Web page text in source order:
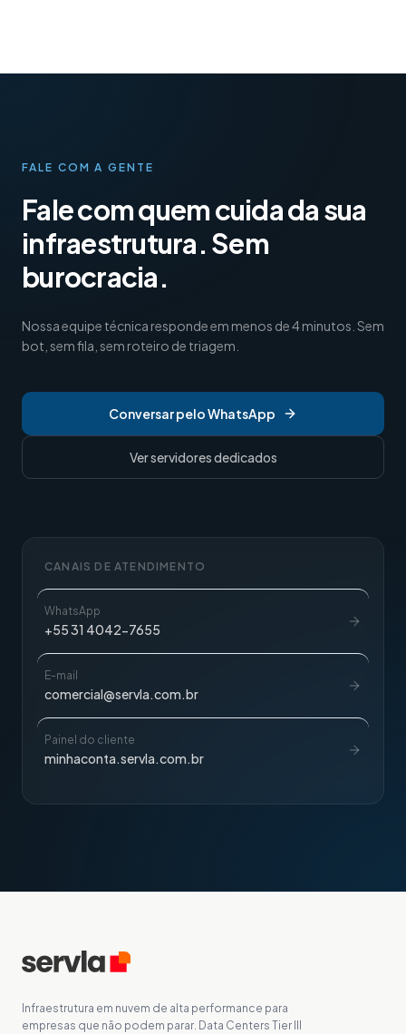
FALE COM A GENTE
Fale com quem cuida da sua
infraestrutura. Sem
burocracia.
Nossa equipe técnica responde em menos de 4 minutos. Sem
bot, sem fila, sem roteiro de triagem.
Conversar pelo WhatsApp
Ver servidores dedicados
CANAIS DE ATENDIMENTO
WhatsApp
+55 31 4042-7655
E-mail
comercial@servla.com.br
Painel do cliente
minhaconta.servla.com.br
Infraestrutura em nuvem de alta performance para
empresas que não podem parar. Data Centers Tier III